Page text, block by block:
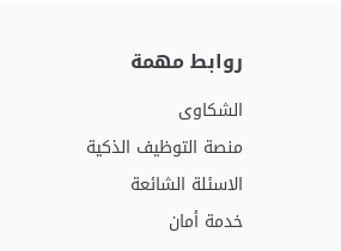
روابط مهمة
الشكاوى
منصة التوظيف الذكية
الاسئلة الشائعة
خدمة أمان